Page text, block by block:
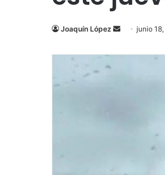
Joaquín López
Send
email
junio